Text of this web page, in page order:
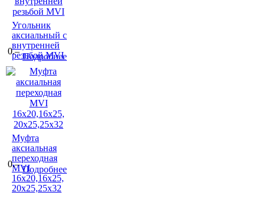
Угольник
аксиальный с
внутренней
резьбой MVI
0.–
Подробнее
Муфта
аксиальная
переходная
MVI
16x20,16x25,
20x25,25x32
0.–
Подробнее